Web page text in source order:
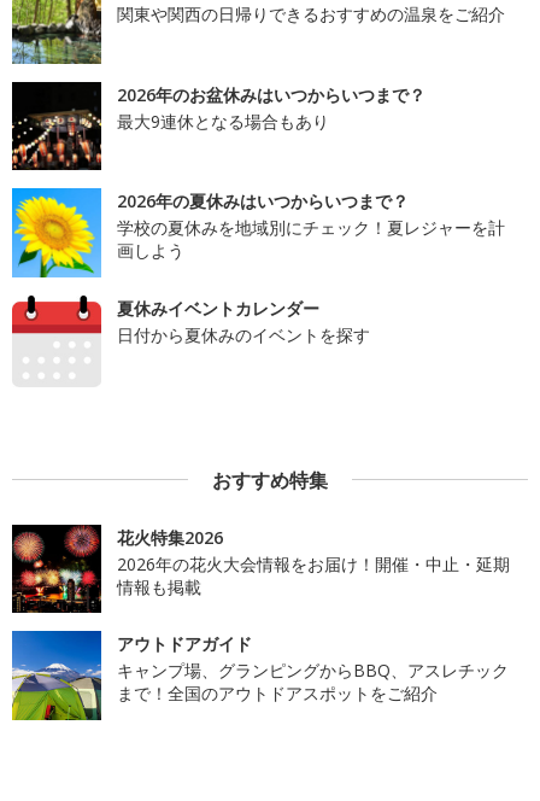
関東や関西の日帰りできるおすすめの温泉をご紹介
2026年のお盆休みはいつからいつまで？
最大9連休となる場合もあり
2026年の夏休みはいつからいつまで？
学校の夏休みを地域別にチェック！夏レジャーを計
画しよう
夏休みイベントカレンダー
日付から夏休みのイベントを探す
おすすめ特集
花火特集2026
2026年の花火大会情報をお届け！開催・中止・延期
情報も掲載
アウトドアガイド
キャンプ場、グランピングからBBQ、アスレチック
まで！全国のアウトドアスポットをご紹介